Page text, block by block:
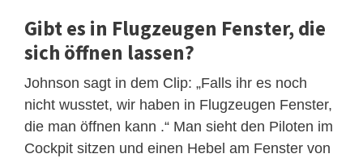
Gibt es in Flugzeugen Fenster, die
sich öffnen lassen?
Johnson sagt in dem Clip: „Falls ihr es noch
nicht wusstet, wir haben in Flugzeugen Fenster,
die man öffnen kann .“ Man sieht den Piloten im
Cockpit sitzen und einen Hebel am Fenster von